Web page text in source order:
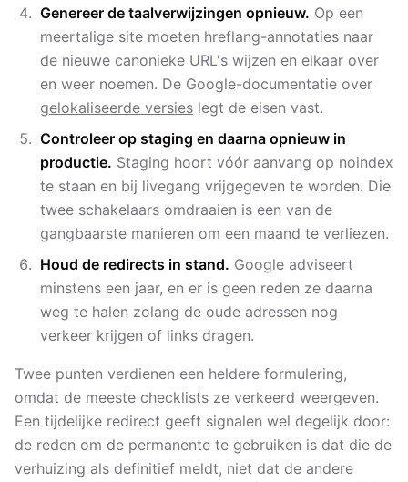
Genereer de taalverwijzingen opnieuw. Op een
meertalige site moeten hreflang-annotaties naar
de nieuwe canonieke URL's wijzen en elkaar over
en weer noemen. De Google-documentatie over
gelokaliseerde versies legt de eisen vast.
Controleer op staging en daarna opnieuw in
productie. Staging hoort vóór aanvang op noindex
te staan en bij livegang vrijgegeven te worden. Die
twee schakelaars omdraaien is een van de
gangbaarste manieren om een maand te verliezen.
Houd de redirects in stand. Google adviseert
minstens een jaar, en er is geen reden ze daarna
weg te halen zolang de oude adressen nog
verkeer krijgen of links dragen.
Twee punten verdienen een heldere formulering,
omdat de meeste checklists ze verkeerd weergeven.
Een tijdelijke redirect geeft signalen wel degelijk door:
de reden om de permanente te gebruiken is dat die de
verhuizing als definitief meldt, niet dat de andere